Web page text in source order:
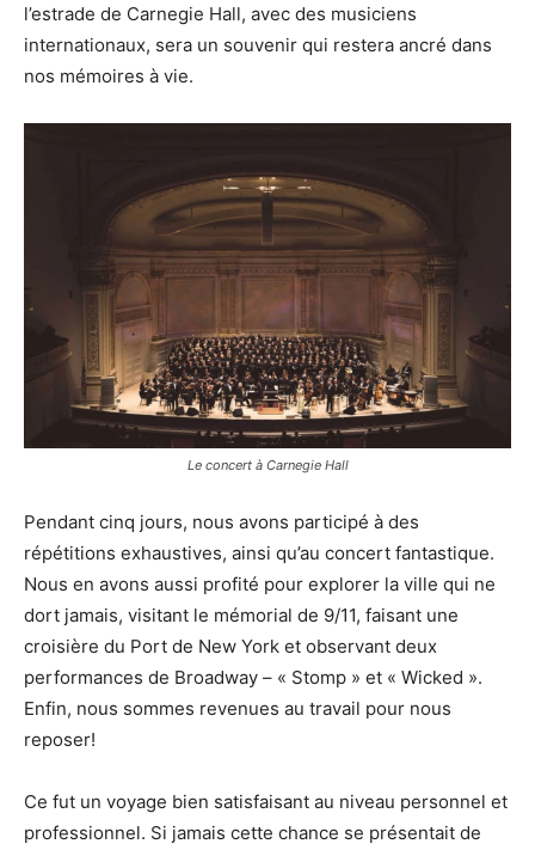
l’estrade de Carnegie Hall, avec des musiciens
internationaux, sera un souvenir qui restera ancré dans
nos mémoires à vie.
Le concert à Carnegie Hall
Pendant cinq jours, nous avons participé à des
répétitions exhaustives, ainsi qu’au concert fantastique.
Nous en avons aussi profité pour explorer la ville qui ne
dort jamais, visitant le mémorial de 9/11, faisant une
croisière du Port de New York et observant deux
performances de Broadway – « Stomp » et « Wicked ».
Enfin, nous sommes revenues au travail pour nous
reposer!
Ce fut un voyage bien satisfaisant au niveau personnel et
professionnel. Si jamais cette chance se présentait de